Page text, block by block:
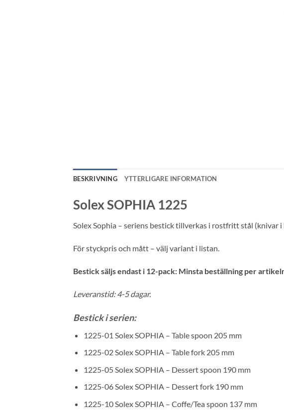
BESKRIVNING YTTERLIGARE INFORMATION
Solex SOPHIA 1225
Solex Sophia – seriens bestick tillverkas i rostfritt stål (knivar
För styckpris och mått – välj variant i listan.
Bestick säljs endast i 12-pack: Minsta beställning per
Leveranstid: 4-5 dagar.
Bestick i serien:
1225-01 Solex SOPHIA – Table spoon 205 mm
1225-02 Solex SOPHIA – Table fork 205 mm
1225-05 Solex SOPHIA – Dessert spoon 190 mm
1225-06 Solex SOPHIA – Dessert fork 190 mm
1225-10 Solex SOPHIA – Coffe/Tea spoon 137 mm